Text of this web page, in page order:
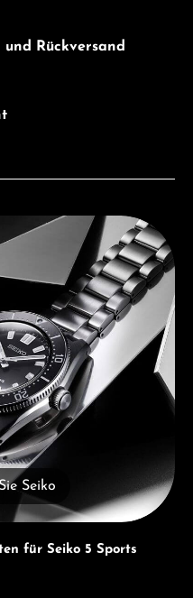
Rückversand
Seiko
für Seiko 5 Sports